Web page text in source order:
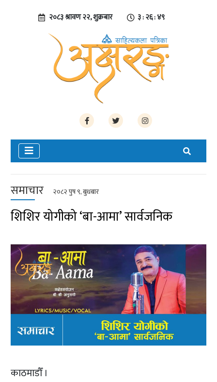
२०८३ श्रावण २२, शुक्रबार ३ : २६ : ५०
समाचार २०८२ पुष ९, बुधबार
शिशिर योगीको ‘बा-आमा’ सार्वजनिक
काठमाडौँ ।